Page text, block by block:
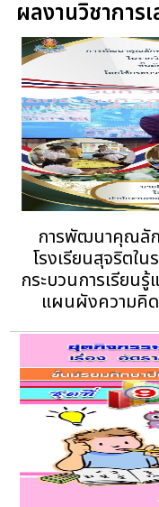
ผลงานวิชาการ
การพัฒนาคุณลัก
โรงเรียนสุจริตใน
กระบวนการเรียน
แผนผังความคิ